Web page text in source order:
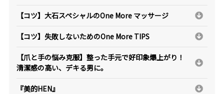
【コツ】大石スペシャルのOne More マッサージ
【コツ】失敗しないためのOne More TIPS
【爪と手の悩み克服】整った手元で好印象爆上がり！
清潔感の高い、デキる男に。
『美的HEN』